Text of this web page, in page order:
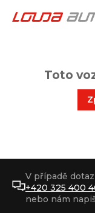
Toto
V případě
+420 325 400
nebo nám